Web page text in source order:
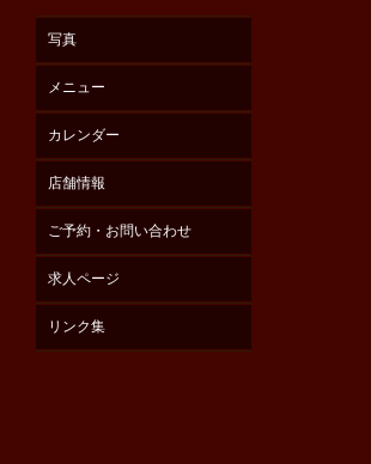
写真
メニュー
カレンダー
店舗情報
ご予約・お問い合わせ
求人ページ
リンク集